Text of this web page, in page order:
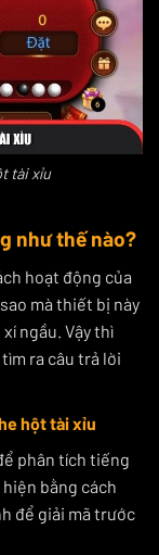
tài xỉu
như thế nào?
hoạt động của
mà thiết bị này
ngầu. Vậy thì
ra câu trả lời
hột tài xỉu
phân tích tiếng
bằng cách
để giải mã trước